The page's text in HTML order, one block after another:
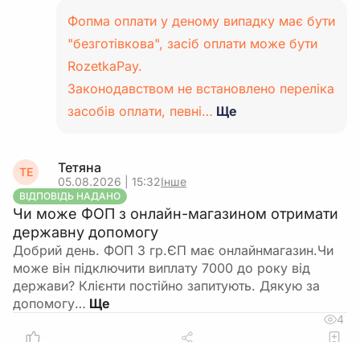
Фопма оплати у деному випадку має бути
"безготівкова", засіб оплати може бути
RozetkaPay.
Законодавством не встановлено переліка
засобів оплати, певні… Ще
ТЕ Тетяна
05.08.2026 | 15:32Інше
ВІДПОВІДЬ НАДАНО
Чи може ФОП з онлайн-магазином отримати
державну допомогу
Добрий день. ФОП 3 гр.ЄП має онлайнмагазин.Чи
може він підключити виплату 7000 до року від
держави? Клієнти постійно запитують. Дякую за
допомогу…
4